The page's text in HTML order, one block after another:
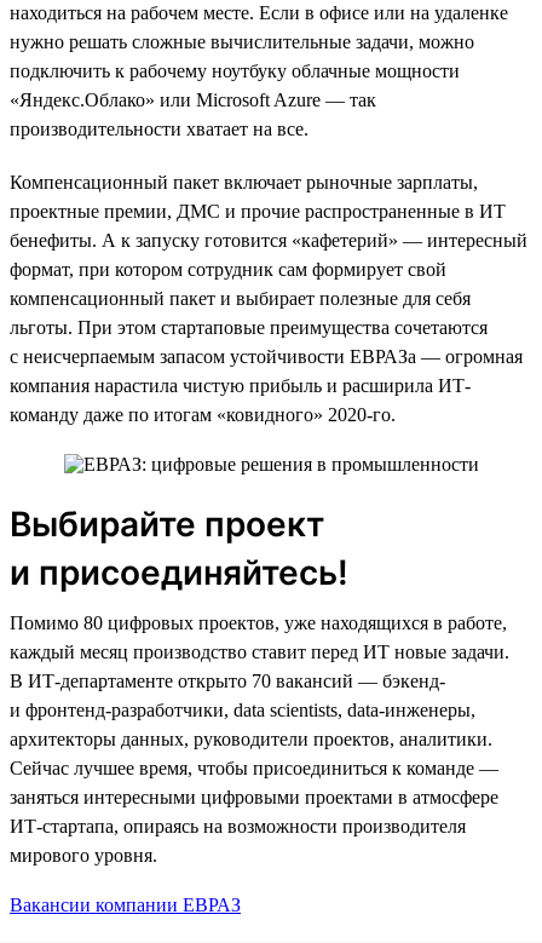
находиться на рабочем месте. Если в офисе или на удаленке
нужно решать сложные вычислительные задачи, можно
подключить к рабочему ноутбуку облачные мощности
«Яндекс.Облако» или Microsoft Azure — так
производительности хватает на все.
Компенсационный пакет включает рыночные зарплаты,
проектные премии, ДМС и прочие распространенные в ИТ
бенефиты. А к запуску готовится «кафетерий» — интересный
формат, при котором сотрудник сам формирует свой
компенсационный пакет и выбирает полезные для себя
льготы. При этом стартаповые преимущества сочетаются
с неисчерпаемым запасом устойчивости ЕВРАЗа — огромная
компания нарастила чистую прибыль и расширила ИТ-
команду даже по итогам «ковидного» 2020-го.
Выбирайте проект
и присоединяйтесь!
Помимо 80 цифровых проектов, уже находящихся в работе,
каждый месяц производство ставит перед ИТ новые задачи.
В ИТ-департаменте открыто 70 вакансий — бэкенд-
и фронтенд-разработчики, data scientists, data-инженеры,
архитекторы данных, руководители проектов, аналитики.
Сейчас лучшее время, чтобы присоединиться к команде —
заняться интересными цифровыми проектами в атмосфере
ИТ-стартапа, опираясь на возможности производителя
мирового уровня.
Вакансии компании ЕВРАЗ